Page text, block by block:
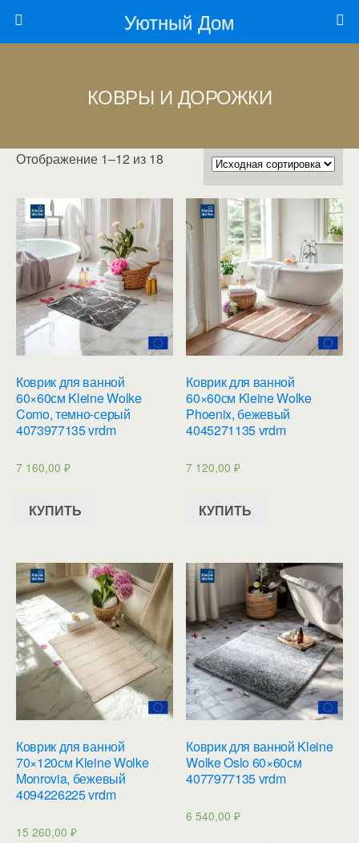
Уютный Дом
КОВРЫ И ДОРОЖКИ
Отображение 1–12 из 18
Коврик для ванной
60×60см Kleine Wolke
Como, темно-серый
4073977135 vrdm
7 160,00 ₽
КУПИТЬ
Коврик для ванной
60×60см Kleine Wolke
Phoenix, бежевый
4045271135 vrdm
7 120,00₽
КУПИТЬ
Коврик для ванной
70×120см Kleine Wolke
Monrovia, бежевый
4094226225 vrdm
15 260,00 ₽
Коврик для ванной Kleine
Wolke Oslo 60×60см
4077977135 vrdm
6 540,00₽